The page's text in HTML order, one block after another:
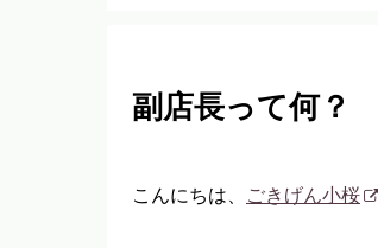
副店長って何？
こんにちは、 ごきげん小桜